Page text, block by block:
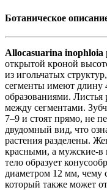
Ботаническое
Allocasuarina inophloia
открытой кроной
из игольчатых
сегменты имеют длину
образованиями. Листья
между сегментами.
7–9 и стоят прямо, не
двудомный вид, что
растения разделены.
красными, а мужские-в
тело образует
диаметром 12 мм, чему
который также может